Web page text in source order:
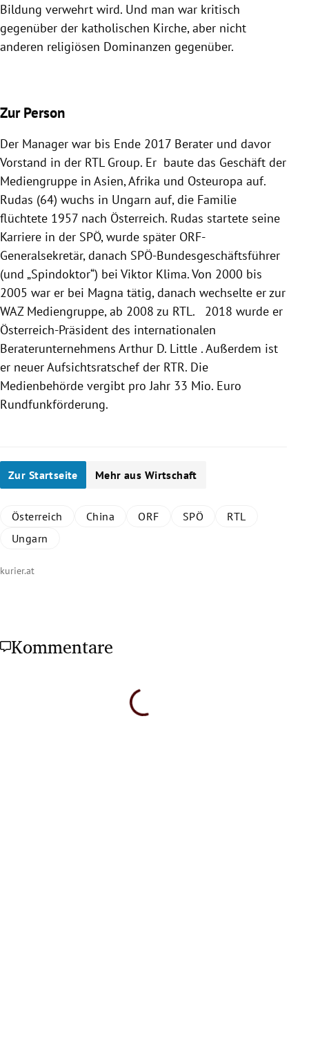
Bildung verwehrt wird. Und man war kritisch
gegenüber der katholischen Kirche, aber nicht
anderen religiösen Dominanzen gegenüber.
Zur Person
Der Manager war bis Ende 2017 Berater und davor
Vorstand in der RTL Group. Er baute das Geschäft der
Mediengruppe in Asien,Afrika und Osteuropa auf.
Rudas (64) wuchs in Ungarn auf, die Familie
flüchtete 1957 nach Österreich. Rudas startete seine
Karriere in der SPÖ, wurde später ORF-
Generalsekretär, danach SPÖ-Bundesgeschäftsführer
(und „Spindoktor“) bei Viktor Klima. Von 2000 bis
2005 war er bei Magna tätig, danach wechselte er zur
WAZMediengruppe, ab 2008 zu RTL. 2018 wurde er
Österreich-Präsident des internationalen
Beraterunternehmens Arthur D. Little . Außerdem ist
er neuer Aufsichtsratschef der RTR. Die
Medienbehörde vergibt pro Jahr 33 Mio. Euro
Rundfunkförderung.
Zur Startseite Mehr aus Wirtschaft
Österreich China ORF SPÖ
RTL
Ungarn
kurier.at
Kommentare